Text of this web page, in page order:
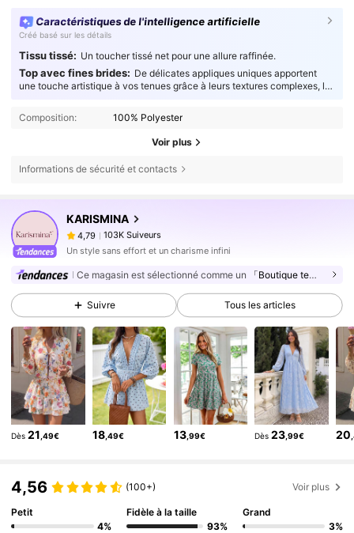
Caractéristiques de l'intelligence artificielle
Créé basé sur les détails
Tissu tissé: Un toucher tissé net pour une allure raffinée.
Top avec fines brides: De délicates appliques uniques apportent
une touche artistique à vos tenues grâce à leurs textures complexes, les
Composition:
100% Polyester
Voir plus
Informations de sécurité et contacts
KARISMINA
4,79
103K Suiveurs
s***a est en train de naviguer
4,79
103K Suiveurs
4,79 103K Suiveurs
4,79 103K Suiveurs
4,79 103K Suiveurs
4,79 103K Suiveurs
4,79 103K Suiveurs
4,79 103K Suiveurs
4,79 103K Suiveurs
Un style sans effort et un charisme infini
Ce magasin est sélectionné comme un 「Boutique tendance」
Suivre Tous les articles
Dès 21 ,49€ 18 ,49€ 13,99€ Dès 23,99€ 20
4,56 (100+) Voir plus
Petit
4%
Fidèle à la taille
93%
Grand
3%